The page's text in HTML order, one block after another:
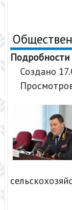
Подробности
Создано